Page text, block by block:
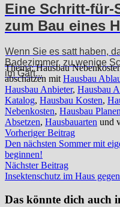
Eine Schritt-
zum Bau eines
Wenn Sie es satt haben,
Badezimmer, zu wenige
im Gart...
Thema: Hausbau
abschätzen mit Hausbau
Hausbau Anbieter, Hausbau
Katalog, Hausbau Kosten,
Nebenkosten, Hausbau Planen
Absetzen, Hausbauarten und
Beitragsnavigation
Vorheriger BeitragVorheriger
Beitrag:
Den nächsten Sommer mit
beginnen!
Nächster BeitragNächster
Beitrag:
Insektenschutz im Haus
Das könnte dich auch